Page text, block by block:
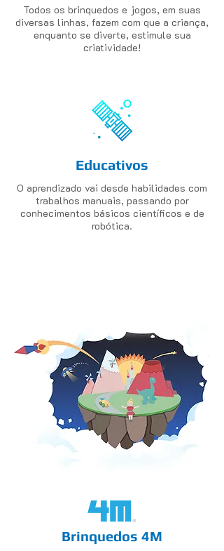
Todos os brinquedos e jogos, em suas
diversas linhas, fazem com que a criança,
enquanto se diverte, estimule sua
criatividade!
Educativos
O aprendizado vai desde habilidades com
trabalhos manuais, passando por
conhecimentos básicos científicos e de
robótica.
Brinquedos 4M